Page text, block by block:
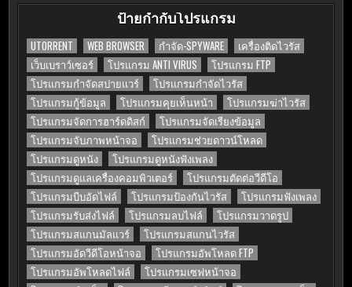
ป้ายกำกับโปรแกรม
UTORRENT WEB BROWSER กำจัด-SPYWARE
เครื่องติดไวรัส
เว็บเบราว์เซอร์
โปรแกรม ANTI VIRUS
โปรแกรม FTP
โปรแกรมกำจัดสปายแวร์
โปรแกรมกำจัดไวรัส
โปรแกรมกู้ข้อมูล
โปรแกรมคุยเห็นหน้า
โปรแกรมฆ่าไวรัส
โปรแกรมจัดการฮาร์ดดิสก์
โปรแกรมจัดเรียงข้อมูล
โปรแกรมจับภาพหน้าจอ
โปรแกรมช่วยดาวน์โหลด
โปรแกรมดูหนัง
โปรแกรมดูหนังฟังเพลง
โปรแกรมดูแลเครื่องคอมพิวเตอร์
โปรแกรมตัดต่อวีดีโอ
โปรแกรมบีบอัดไฟล์
โปรแกรมป้องกันไวรัส
โปรแกรมฟังเพลง
โปรแกรมรับส่งไฟล์
โปรแกรมลบไฟล์
โปรแกรมวาดรูป
โปรแกรมสแกนมัลแวร์
โปรแกรมสแกนไวรัส
โปรแกรมอัดวีดีโอหน้าจอ
โปรแกรมอัพโหลด FTP
โปรแกรมอัพโหลดไฟล์
โปรแกรมเซฟหน้าจอ